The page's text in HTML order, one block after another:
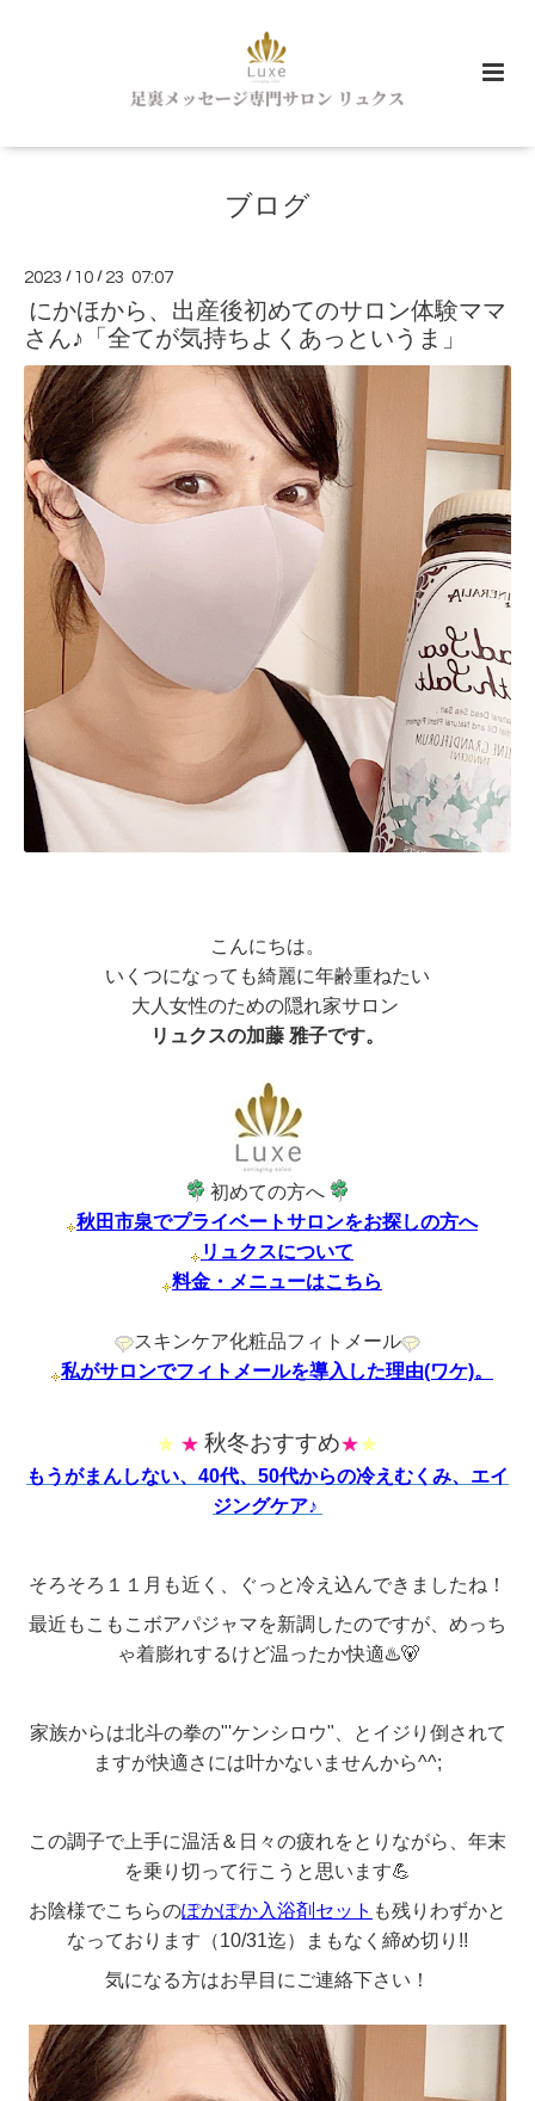
ブログ
2023 / 10 / 23 07:07
にかほから、出産後初めてのサロン体験ママ
さん♪「全てが気持ちよくあっというま」
こんにちは。
いくつになっても綺麗に年齢重ねたい
大人女性のための隠れ家サロン
リュクスの加藤 雅子です。
初めての方へ
秋田市泉でプライベートサロンをお探しの方へ
リュクスについて
料金・メニューはこちら
スキンケア化粧品フィトメール
私がサロンでフィトメールを導入した理由(ワケ)。
★ ★ 秋冬おすすめ★★
もうがまんしない、40代、50代からの冷えむくみ、エイ
ジングケア♪
そろそろ１１月も近く、ぐっと冷え込んできましたね！
最近もこもこボアパジャマを新調したのですが、めっち
ゃ着膨れするけど温ったか快適♨️🐻
家族からは北斗の拳の"'ケンシロウ"、とイジり倒されて
ますが快適さには叶かないませんから^^;
この調子で上手に温活＆日々の疲れをとりながら、年末
を乗り切って行こうと思います💪
お陰様でこちらのぽかぽか入浴剤セット も残りわずかと
なっております（10/31迄）まもなく締め切り!!
気になる方はお早目にご連絡下さい！